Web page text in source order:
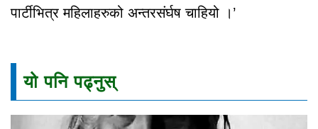
पार्टीभित्र महिलाहरुको अन्तरसंर्घष चाहियो ।’
यो पनि पढ्नुस्